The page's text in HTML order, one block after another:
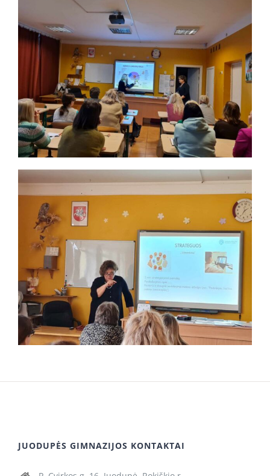
JUODUPĖS GIMNAZIJOS KONTAKTAI